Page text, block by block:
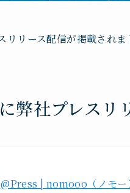
リース配信が掲載されま
弊社プレスリ
@Press | nomooo（ノモー